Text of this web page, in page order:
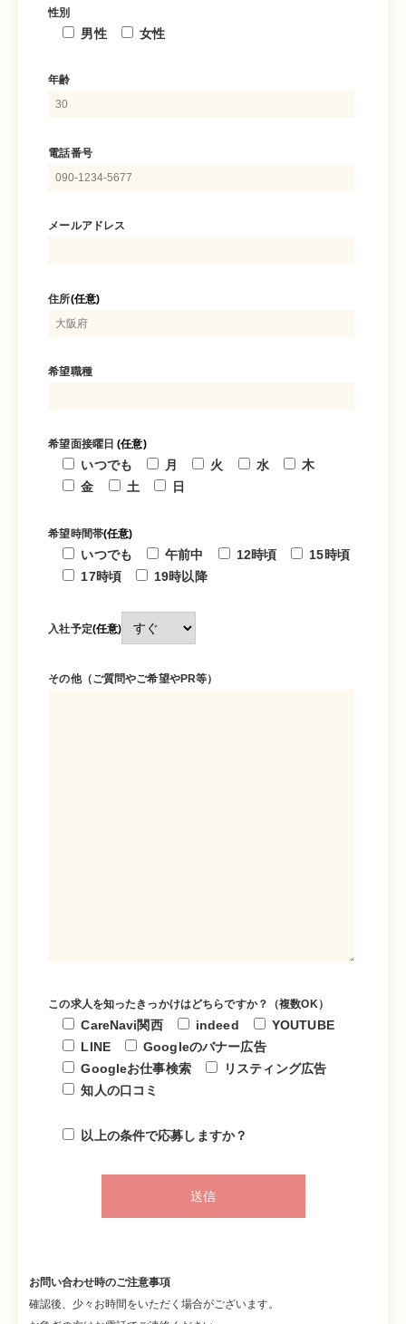
性別
男性 女性
年齢
電話番号
メールアドレス
住所(任意)
希望職種
希望面接曜日(任意)
いつでも 月 火 水
木
金
土 日
希望時間帯(任意)
いつでも 午前中 12時頃
15時頃
17時頃
19時以降
入社予定(任意)
その他（ご質問やご希望やPR等）
この求人を知ったきっかけはどちらですか？（複数OK）
CareNavi関西 indeed
YOUTUBE
LINE
Googleのバナー広告
Googleお仕事検索
リスティング広告
知人の口コミ
以上の条件で応募しますか？
お問い合わせ時のご注意事項
確認後、少々お時間をいただく場合がございます。